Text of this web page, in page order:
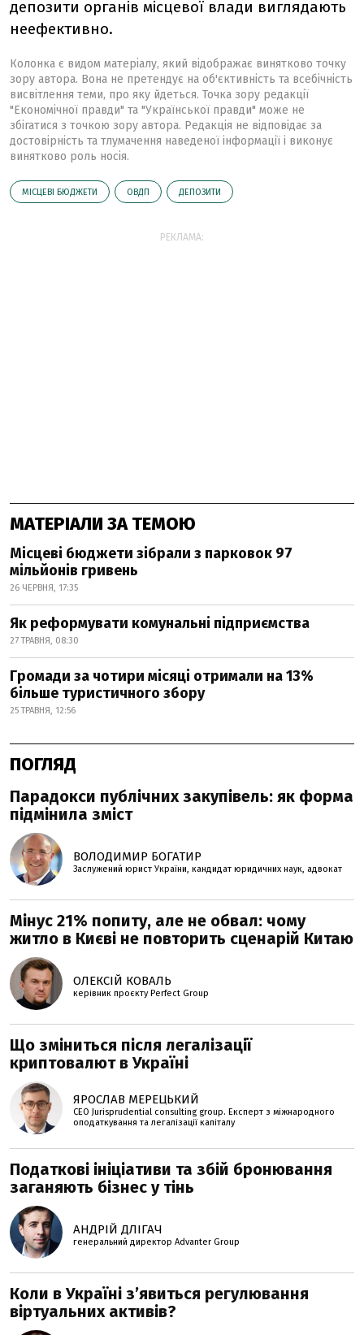
депозити органів місцевої влади виглядають
неефективно.
Колонка є видом матеріалу, який відображає винятково точку
зору автора. Вона не претендує на об'єктивність та всебічність
висвітлення теми, про яку йдеться. Точка зору редакції
"Економічної правди" та "Української правди" може не
збігатися з точкою зору автора. Редакція не відповідає за
достовірність та тлумачення наведеної інформації і виконує
винятково роль носія.
МІСЦЕВІ БЮДЖЕТИ ОВДП ДЕПОЗИТИ
РЕКЛАМА:
МАТЕРІАЛИ ЗА ТЕМОЮ
Місцеві бюджети зібрали з парковок 97
мільйонів гривень
26 ЧЕРВНЯ, 17:35
Як реформувати комунальні підприємства
27 ТРАВНЯ, 08:30
Громади за чотири місяці отримали на 13%
більше туристичного збору
25 ТРАВНЯ, 12:56
ПОГЛЯД
Парадокси публічних закупівель: як форма
підмінила зміст
ВОЛОДИМИР БОГАТИР
Заслужений юрист України, кандидат юридичних наук, адвокат
Мінус 21% попиту, але не обвал: чому
житло в Києві не повторить сценарій Китаю
ОЛЕКСІЙ КОВАЛЬ
керівник проєкту Perfеct Group
Що зміниться після легалізації
криптовалют в Україні
ЯРОСЛАВ МЕРЕЦЬКИЙ
CEO Jurisprudential consulting group. Експерт з міжнародного
оподаткування та легалізації капіталу
Податкові ініціативи та збій бронювання
заганяють бізнес у тінь
АНДРІЙ ДЛІГАЧ
генеральний директор Advanter Group
Коли в Україні з’явиться регулювання
віртуальних активів?